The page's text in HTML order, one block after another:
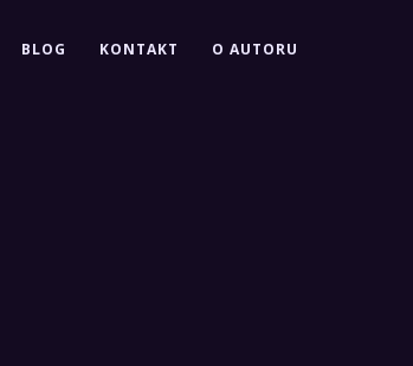
BLOG KONTAKT O AUTORU